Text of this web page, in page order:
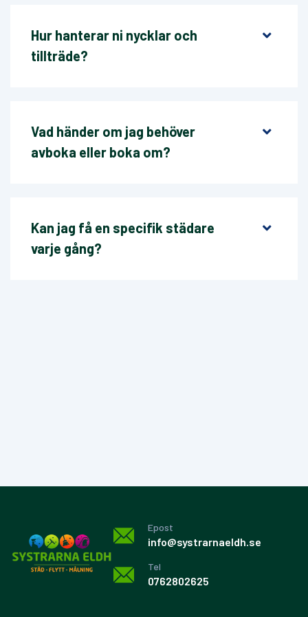
Hur hanterar ni nycklar och
tillträde?
Vad händer om jag behöver
avboka eller boka om?
Kan jag få en specifik städare
varje gång?
Epost
info@systrarnaeldh.se
Tel
0762802625